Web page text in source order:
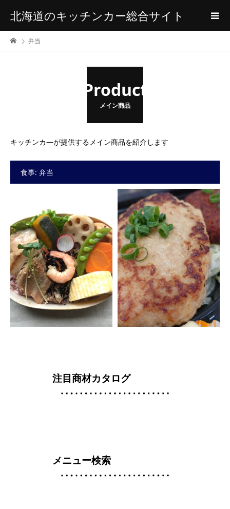
北海道のキッチンカー総合サイト
弁当
Product
メイン商品
キッチンカ―が提供するメイン商品を紹介します
食事: 弁当
注目商材カタログ
メニュー検索